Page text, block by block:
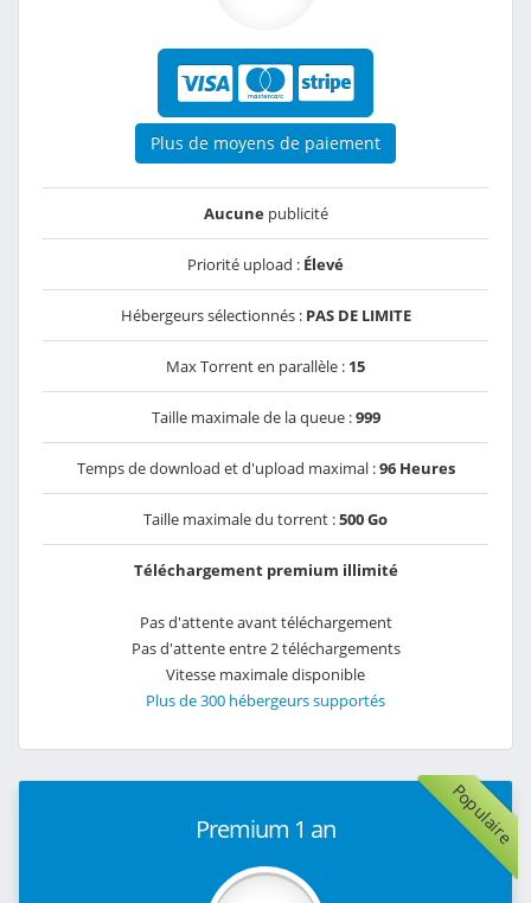
Plus de moyens de paiement
Aucunepublicité
Priorité upload : Élevé
Hébergeurs sélectionnés : PAS DE LIMITE
Max Torrent en parallèle : 15
Taille maximale de la queue :999
Temps de download et d'upload maximal :96 Heures
Taille maximale du torrent :500 Go
Téléchargement premium illimité
Pas d'attente avant téléchargement
Pas d'attente entre 2 téléchargements
Vitesse maximale disponible
Plus de 300 hébergeurs supportés
Populaire
Premium 1 an